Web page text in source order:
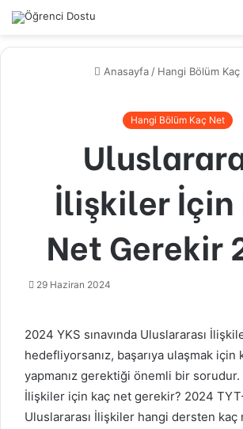
Anasayfa / Hangi Bölüm
Hangi Bölüm Kaç Net
İlişkiler İçin
Net Gerekir
29 Haziran 2024
2024 YKS sınavında Uluslararası
hedefliyorsanız, başarıya ulaşmak için
yapmanız gerektiği önemli bir sorudur.
İlişkiler için kaç net gerekir? 2024
Uluslararası İlişkiler hangi dersten kaç